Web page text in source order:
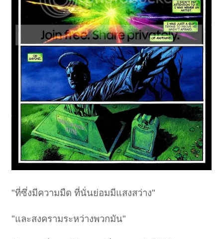
"ที่ซึ่งมีความมืด ที่นั่นย่อมมีแสงสว่าง"
"และสงครามระหว่างพวกมัน"